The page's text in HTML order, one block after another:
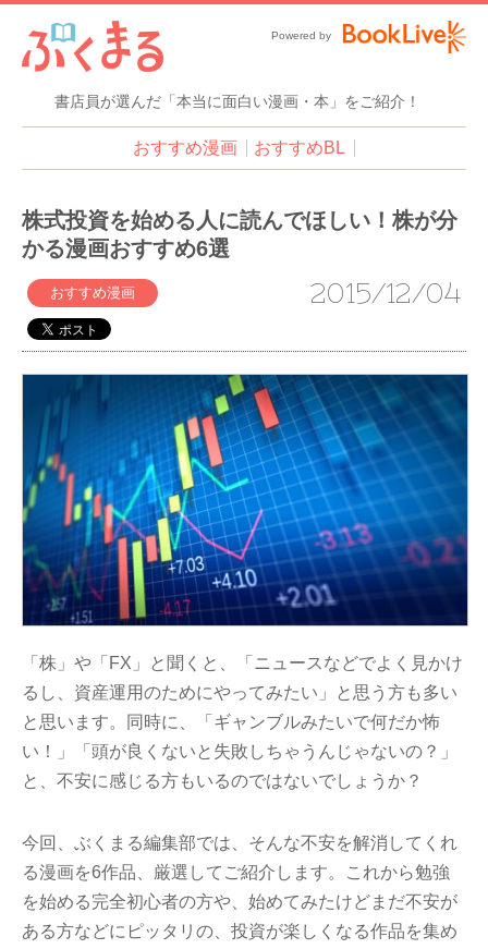
書店員が選んだ「本当に面白い漫画・本」をご紹介！
Powered by
おすすめ漫画 おすすめBL
株式投資を始める人に読んでほしい！株が分
かる漫画おすすめ6選
おすすめ漫画 2015/12/04
「株」や「FX」と聞くと、「ニュースなどでよく見かけ
るし、資産運用のためにやってみたい」と思う方も多い
と思います。同時に、「ギャンブルみたいで何だか怖
い！」「頭が良くないと失敗しちゃうんじゃないの？」
と、不安に感じる方もいるのではないでしょうか？
今回、ぶくまる編集部では、そんな不安を解消してくれ
る漫画を6作品、厳選してご紹介します。これから勉強
を始める完全初心者の方や、始めてみたけどまだ不安が
ある方などにピッタリの、投資が楽しくなる作品を集め